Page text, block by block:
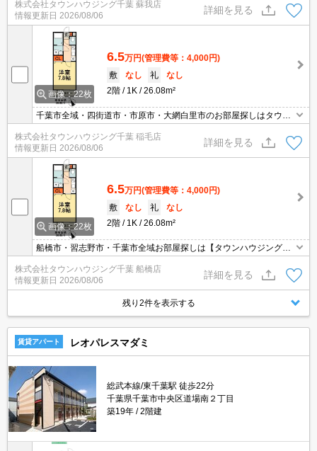
株式会社タウンハウジング千葉 蘇我店
情報更新日 2026/08/06
詳細を見る
画像：22枚
6.5万円(管理費等：4,000円)
敷
なし 礼
なし
2階
1K 26.08m²
千葉市全域・四街道市・市原市・大網白里市のお部屋探しはタウン
ハウジング千葉店にお任せ下さい！
株式会社タウンハウジング千葉 稲毛店
情報更新日 2026/08/06
詳細を見る
画像：22枚
6.5万円(管理費等：4,000円)
敷
なし 礼
なし
2階
1K 26.08m²
船橋市・習志野市・千葉市全域お部屋探しは【タウンハウジング】
にお任せください！
株式会社タウンハウジング千葉 船橋店
情報更新日 2026/08/06
詳細を見る
残り2件を表示する
賃貸アパート レオパレスマダミ
総武本線/東千葉駅 徒歩22分
千葉県千葉市中央区道場南２丁目
築19年
2階建